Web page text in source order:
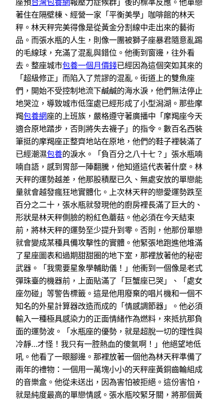
著住在隔壁棟、經營一家「平衡美學」咖啡館的林天
秤。林天秤完美得像是從黃金分割線中走出來的藝術
品。而張水瓶的人生，則像一團被獅子座暴君隨意亂踢
的毛線球，充滿了混亂與錯位。他衝到窗邊，往外看
去。整座城市包養一個月價錢已經因為這個突如其來的
「超級修正」而陷入了荒謬的混亂。街道上的雙魚座
們，開始不受控制地流下鹹鹹的海水淚，他們無法停止
地哭泣，導致城市低窪處已經形成了小型潟湖。那些摩
羯包養網座的上班族，嚴格遵守著廣播中「摩羯座今天
適合原地踏步，否則將失去襪子」的指令。數百名西裝
筆挺的摩羯座正整齊地站在原地，他們的鞋子裡裝滿了
已經潮濕包養的淚水。「負百分之八十七？」張水瓶喃
喃自語，感到胃部一陣翻騰，他知道這代表著什麼。林
天秤的運勢越差，他那股積壓已久、無處安放的單戀能
量就會越發瘋狂地實體化。上次林天秤的戀愛運勢跌至
百分之二十，張水瓶就發現他的廚房裡長滿了巨大的、
形狀是林天秤側臉的粉紅色蘑菇。他必須在今天結束
前，將林天秤的運勢至少提升到零。否則，他那份單戀
就會變成某種具備攻擊性的實體。他緊張地跑進他堆滿
了星座圖表和過期甜甜圈的地下室，那裡放著他的秘密
武器。「我需要星象學輔助儀！」他衝到一個像是老式
彈珠臺的機器前，上面貼滿了「巨蟹座已哭」、「處女
座勿碰」等警告標籤。這是他用廢棄的唱片機和一個不
知名的外星計算器改造而成的「情感調節器」。他必須
輸入一種極具感染力的正面情緒作為燃料，來抵抗那負
面的運勢波。「水瓶座的優勢，就是超脫一切的理性與
冷靜…才怪！我只有一腔熱血的傻氣啊！」他絕望地低
吼。他看了一眼腳邊。那裡放著一個他為林天秤準備了
兩年的禮物：一個用一萬塊小小的天秤座黃銅齒輪組成
的音樂盒。他從未送出，因為害怕被拒絕。這份害怕，
就是純度最高的單戀情感。張水瓶咬緊牙關，將那個黃